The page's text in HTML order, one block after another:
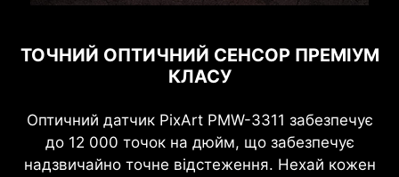
ТОЧНИЙ ОПТИЧНИЙ СЕНСОР ПРЕМІУМ
КЛАСУ
Оптичний датчик PixArt PMW-3311 забезпечує
до 12 000 точок на дюйм, що забезпечує
надзвичайно точне відстеження. Нехай кожен